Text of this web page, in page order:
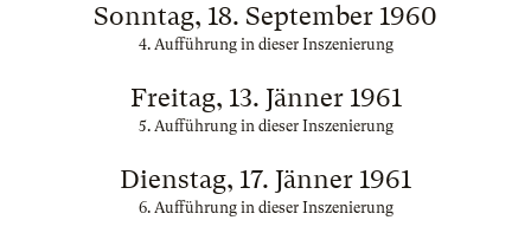
Sonntag, 18. September 1960
4. Aufführung in dieser Inszenierung
Freitag, 13. Jänner 1961
5. Aufführung in dieser Inszenierung
Dienstag, 17. Jänner 1961
6. Aufführung in dieser Inszenierung